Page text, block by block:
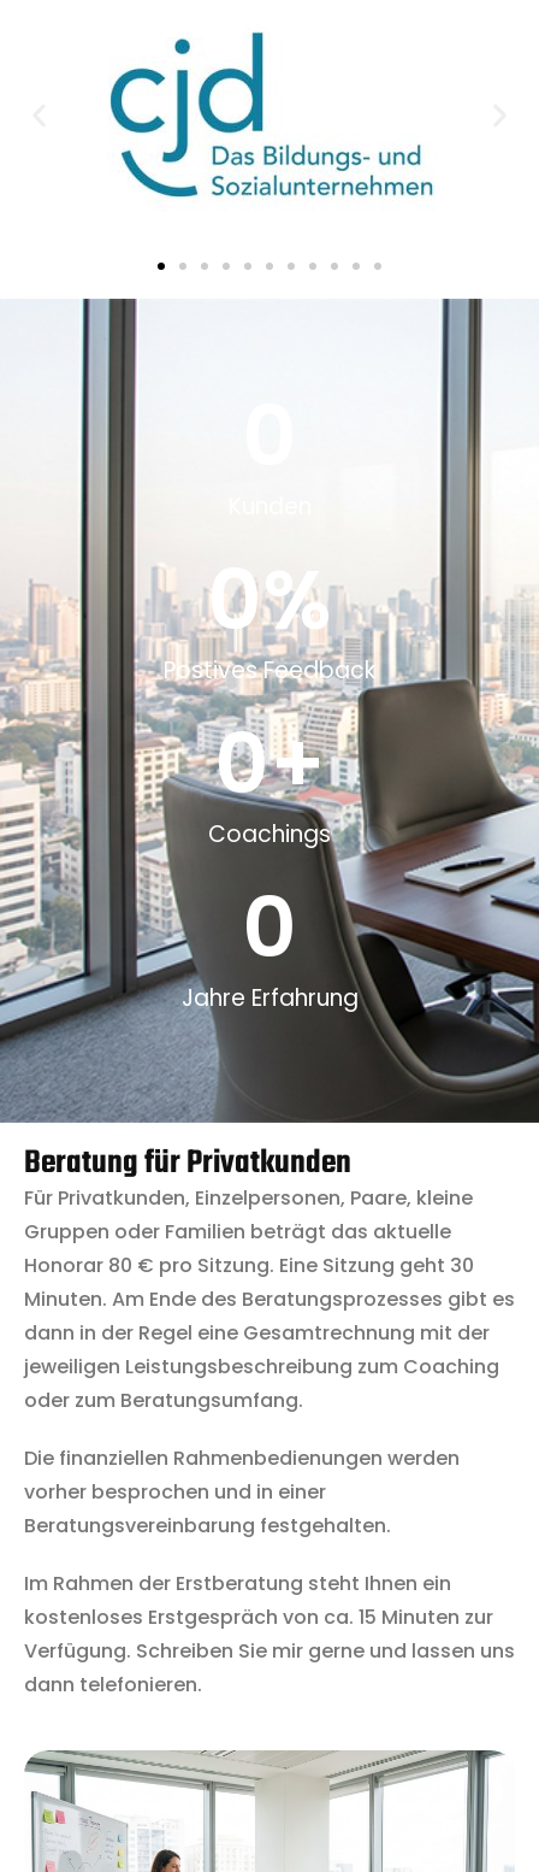
Postives Feedback
0%
Coachings
0+
Jahre Erfahrung
0
Beratung für Privatkunden
Für Privatkunden, Einzelpersonen, Paare, kleine
Gruppen oder Familien beträgt das aktuelle
Honorar 80 € pro Sitzung. Eine Sitzung geht 30
Minuten. Am Ende des Beratungsprozesses gibt es
dann in der Regel eine Gesamtrechnung mit der
jeweiligen Leistungsbeschreibung zum Coaching
oder zum Beratungsumfang.
Die finanziellen Rahmenbedienungen werden
vorher besprochen und in einer
Beratungsvereinbarung festgehalten.
Im Rahmen der Erstberatung steht Ihnen ein
kostenloses Erstgespräch von ca. 15 Minuten zur
Verfügung. Schreiben Sie mir gerne und lassen uns
dann telefonieren.